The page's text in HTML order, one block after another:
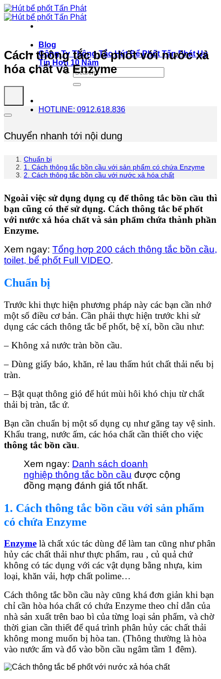
Bỏ
qua
Blog
Công Ty Thông Tắc Hút Bể Phốt Tấn Phát Uy
Tín Hơn 10 Năm
HOTLINE: 0912.618.836
Cách thông tắc bể phốt với nước xả
hóa chất và Enzyme
Chuyển nhanh tới nội dung
Chuẩn bị
1. Cách thông tắc bồn cầu với sản phẩm có chứa Enzyme
2. Cách thông tắc bồn cầu với nước xả hóa chất
Ngoài việc sử dụng dụng cụ để thông tắc bồn cầu thì
bạn cũng có thể sử dụng. Cách thông tắc bể phốt
với nước xả hóa chất và sản phẩm chứa thành phần
Enzyme.
Xem ngay: Tổng hợp 200 cách thông tắc bồn cầu,
toilet, bể phốt Full VIDEO.
Chuẩn bị
Trước khi thực hiện phương pháp này các bạn cần nhớ
một số điều cơ bản. Cần phải thực hiện trước khi sử
dụng các cách thông tắc bể phốt, bệ xí, bồn cầu như:
– Không xả nước tràn bồn cầu.
– Dùng giấy báo, khăn, rẻ lau thấm hút chất thải nếu bị
tràn.
– Bật quạt thông gió để hút mùi hôi khó chịu từ chất
thải bị tràn, tắc ứ.
Bạn cần chuẩn bị một số dụng cụ như găng tay vệ sinh.
Khẩu trang, nước ấm, các hóa chất cần thiết cho việc
thông tắc bồn cầu.
Xem ngay: Danh sách doanh
nghiệp thông tắc bồn cầu được cộng
đồng mạng đánh giá tốt nhất.
1. Cách thông tắc bồn cầu với sản phẩm
có chứa Enzyme
Enzyme là chất xúc tác dùng để làm tan cũng như phân
hủy các chất thải như thực phẩm, rau , củ quả chứ
không có tác dụng với các vật dụng bằng nhựa, kim
loại, khăn vải, hợp chất polime…
Cách thông tắc bồn cầu này cũng khá đơn giản khi bạn
chỉ cần hòa hóa chất có chứa Enzyme theo chỉ dẫn của
nhà sản xuất trên bao bì của từng loại sản phẩm, và chờ
thời gian cần thiết để quá trình phân hủy các chất thải
không mong muốn bị hòa tan. (Thông thường là hòa
vào nước ấm và đổ vào bồn cầu ngâm tầm 1 đêm).